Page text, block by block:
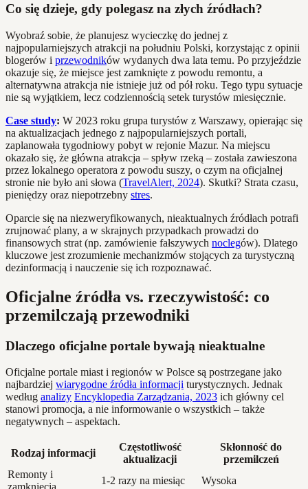
Co się dzieje, gdy polegasz na złych źródłach?
Wyobraź sobie, że planujesz wycieczkę do jednej z
najpopularniejszych atrakcji na południu Polski, korzystając z opinii
blogerów i przewodników wydanych dwa lata temu. Po przyjeździe
okazuje się, że miejsce jest zamknięte z powodu remontu, a
alternatywna atrakcja nie istnieje już od pół roku. Tego typu sytuacje
nie są wyjątkiem, lecz codziennością setek turystów miesięcznie.
Case study: W 2023 roku grupa turystów z Warszawy, opierając się
na aktualizacjach jednego z najpopularniejszych portali,
zaplanowała tygodniowy pobyt w rejonie Mazur. Na miejscu
okazało się, że główna atrakcja – spływ rzeką – została zawieszona
przez lokalnego operatora z powodu suszy, o czym na oficjalnej
stronie nie było ani słowa (TravelAlert, 2024). Skutki? Strata czasu,
pieniędzy oraz niepotrzebny stres.
Oparcie się na niezweryfikowanych, nieaktualnych źródłach potrafi
zrujnować plany, a w skrajnych przypadkach prowadzi do
finansowych strat (np. zamówienie fałszywych noclegów). Dlatego
kluczowe jest zrozumienie mechanizmów stojących za turystyczną
dezinformacją i nauczenie się ich rozpoznawać.
Oficjalne źródła vs. rzeczywistość: co
przemilczają przewodniki
Dlaczego oficjalne portale bywają nieaktualne
Oficjalne portale miast i regionów w Polsce są postrzegane jako
najbardziej wiarygodne źródła informacji turystycznych. Jednak
według analizy Encyklopedia Zarządzania, 2023 ich główny cel
stanowi promocja, a nie informowanie o wszystkich – także
negatywnych – aspektach.
Rodzaj informacji
Częstotliwość
aktualizacji
Skłonność do
przemilczeń
Remonty i
1-2 razy na miesiąc
Wysoka